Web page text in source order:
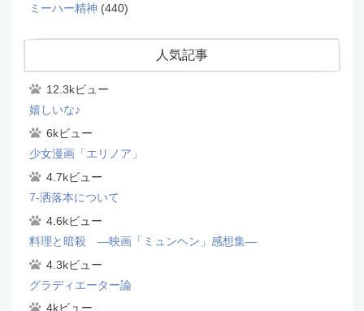
ミーハー精神 (440)
人気記事
12.3kビュー
嬉しいな♪
6kビュー
少女漫画「エリノア」
4.7kビュー
7-洒落本について
4.6kビュー
料理と暗殺 ―映画「ミュンヘン」感想集―
4.3kビュー
グラディエーター論
4kビュー